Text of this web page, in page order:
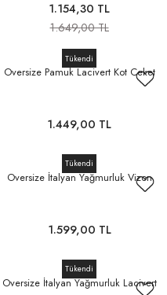
1.154,30 TL
1.649,00 TL
Tükendi
Oversize Pamuk Lacivert Kot Ceket
1.449,00 TL
Tükendi
Oversize İtalyan Yağmurluk Vizon
1.599,00 TL
Tükendi
Oversize İtalyan Yağmurluk Lacivert